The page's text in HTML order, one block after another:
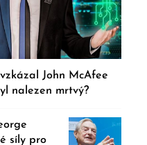
John McAfee
nalezen mrtvý?
síly pro